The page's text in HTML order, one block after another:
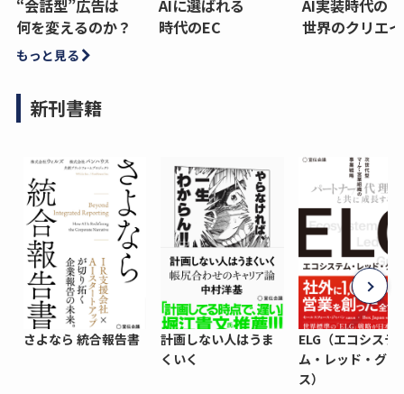
“会話型”広告は
何を変えるのか？
AIに選ばれる
時代のEC
AI実装時代の
世界のクリエ
もっと見る
新刊書籍
さよなら 統合報告書
計画しない人はうま
くいく
ELG（エコシステ
ム・レッド・グロ
ス）